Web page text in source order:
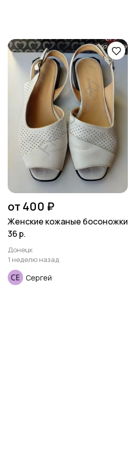
от 400 ₽
Женские кожаные босоножки
36 р.
Донецк
1 неделю назад
Сергей